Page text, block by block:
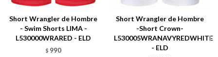
Short Wrangler de Hombre
- Swim Shorts LIMA -
L530000WRARED - ELD
$ 990
Short Wrangler de Hombre
-Short Crown-
L530005WRANAVYREDWHITE
- ELD